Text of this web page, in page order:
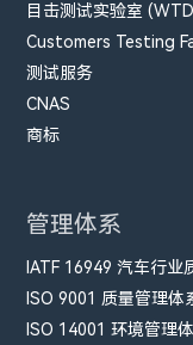
目击测试实验室
Customers Testing
测试服务
CNAS
商标
管理体系
IATF 16949 汽车行业
ISO 9001 质量管理体
ISO 14001 环境管理